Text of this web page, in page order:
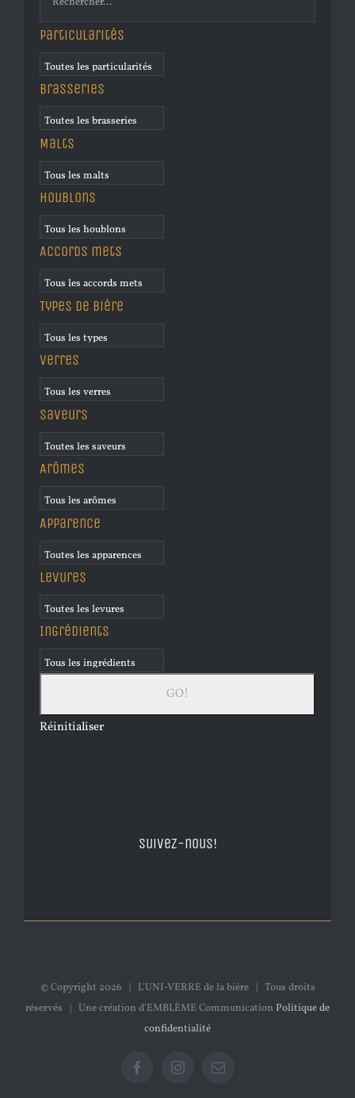
Particularités
Brasseries
Malts
Houblons
Accords mets
Types de bière
Verres
Saveurs
Arômes
Apparence
Levures
Ingrédients
Réinitialiser
Suivez-nous!
© Copyright 2026 | L'UNI-VERRE de la bière | Tous droits
réservés | Une création d'EMBLÈME Communication Politique de
confidentialité
FacebookInstagramEmail